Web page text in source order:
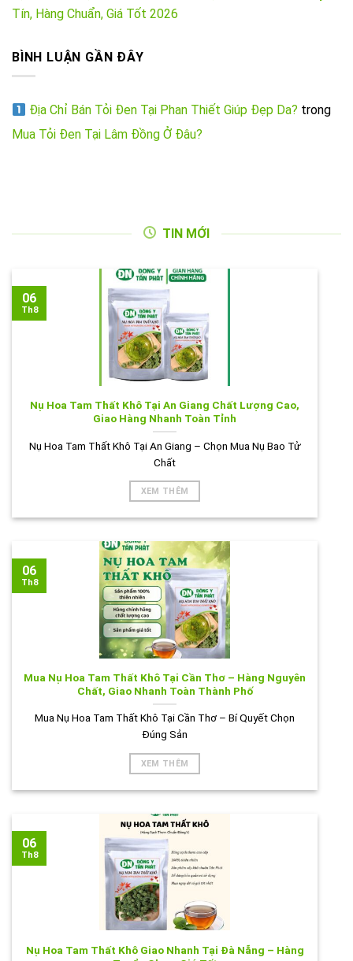
Tín, Hàng Chuẩn, Giá Tốt 2026
BÌNH LUẬN GẦN ĐÂY
Địa Chỉ Bán Tỏi Đen Tại Phan Thiết Giúp Đẹp Da? trong
Mua Tỏi Đen Tại Lâm Đồng Ở Đâu?
TIN MỚI
Nụ Hoa Tam Thất Khô Tại An Giang Chất Lượng Cao,
Giao Hàng Nhanh Toàn Tỉnh
Nụ Hoa Tam Thất Khô Tại An Giang – Chọn Mua Nụ Bao Tử
Chất
XEM THÊM
06
Th8
Mua Nụ Hoa Tam Thất Khô Tại Cần Thơ – Hàng Nguyên
Chất, Giao Nhanh Toàn Thành Phố
Mua Nụ Hoa Tam Thất Khô Tại Cần Thơ – Bí Quyết Chọn
Đúng Sản
XEM THÊM
06
Th8
Nụ Hoa Tam Thất Khô Giao Nhanh Tại Đà Nẵng – Hàng
06
Th8